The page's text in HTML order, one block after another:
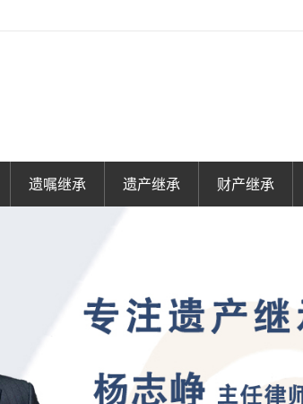
遗嘱继承 遗产继承 财产继承